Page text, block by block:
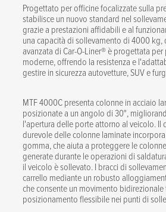
Progettato per officine focalizzate sulla
stabilisce un nuovo standard nel
grazie a prestazioni affidabili e al
una capacità di sollevamento di 4000 kg,
avanzata di Car-O-Liner® è progettata
moderne, offrendo la resistenza e
gestire in sicurezza autovetture, SUV e
MTF 4000C presenta colonne in acciaio
posizionate a un angolo di 30°,
l'apertura delle porte attorno al veicolo. Il
durevole delle colonne laminate
gomma, che aiuta a proteggere le
generate durante le operazioni di
il veicolo è sollevato. I bracci di
carrello mediante un robusto
che consente un movimento
posizionamento flessibile nei punti di